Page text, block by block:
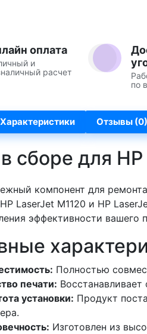
оплата
и
расчет
по
Характеристики Отзывы (0)
сборе для
компонент для
LaserJet M1120 и HP
эффективности вашего
Полностью
печати:
установки: Продукт
Изготовлен из